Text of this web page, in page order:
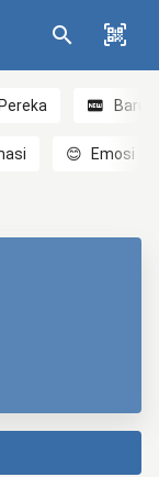
Pereka Baru
😊 Emosi